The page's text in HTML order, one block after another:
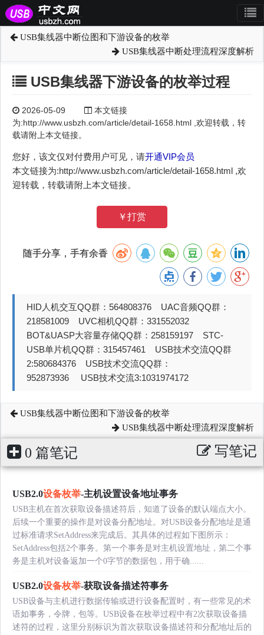
USB集线器中断位图和下游设备的枚举
USB集线器中断处理流程深度解析
USB集线器下游设备的枚举过程
2026-05-09
本文链接
为:http://www.usbzh.com/article/detail-1658.html ,欢迎转载，转
载请附上本文链接。
您好，该文仅对付费用户可见，请开通VIP会员
本文链接为:http://www.usbzh.com/article/detail-1658.html ,欢
迎转载，转载请附上本文链接。
￥打赏
随手分享，手有余香
HID人机交互QQ群：564808376 UAC音频QQ群：
218581009 UVC相机QQ群：331552032
BOT&UASP大容量存储QQ群：258159197 STC-
USB单片机QQ群：315457461 USB技术交流QQ群
2:580684376 USB技术交流QQ群：
952873936 USB技术交流3:1031974172
USB集线器中断位图和下游设备的枚举
USB集线器中断处理流程深度解析
0 篇笔记 写笔记
USB2.0设备枚举-主机设置设备地址事务
USB主机在首次获取设备描述符后，知道了设备的默认端点大小。
后续一个重要的操作是对设备分配地址。对USB设备分配地址是通
过标准请求SetAddress来完成后。其具体的过程如下图所示：
SetAddress包括2个事务。第一个事务是对主机设置地址，第二个事
务是主机对设备返加一个0字节的数据包，用于确......
USB2.0设备枚举-获取设备描述符事务
USB设备与主机进行数据传输或进行设备配置时，有一些常见的术
语如事务，令牌，包等。USB设备在枚举过程中有2次获取设备描
述符的过程，这里分别标识为首次获取设备描述符和分配地址后的